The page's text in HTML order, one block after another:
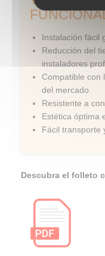
Instalación fácil
Reducción del
instaladores
Compatible con
del mercado
Resistente a
Estética óptima
Fácil transporte
Descubra el folleto